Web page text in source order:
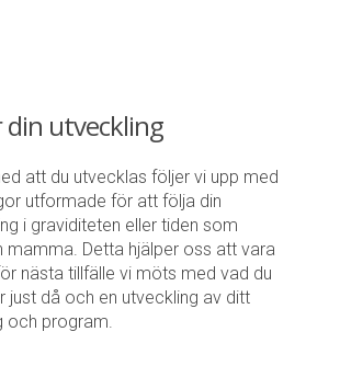
din utveckling
att du utvecklas följer vi upp med
utformade för att följa din
i graviditeten eller tiden som
mamma. Detta hjälper oss att vara
nästa tillfälle vi möts med vad du
just då och en utveckling av ditt
och program.